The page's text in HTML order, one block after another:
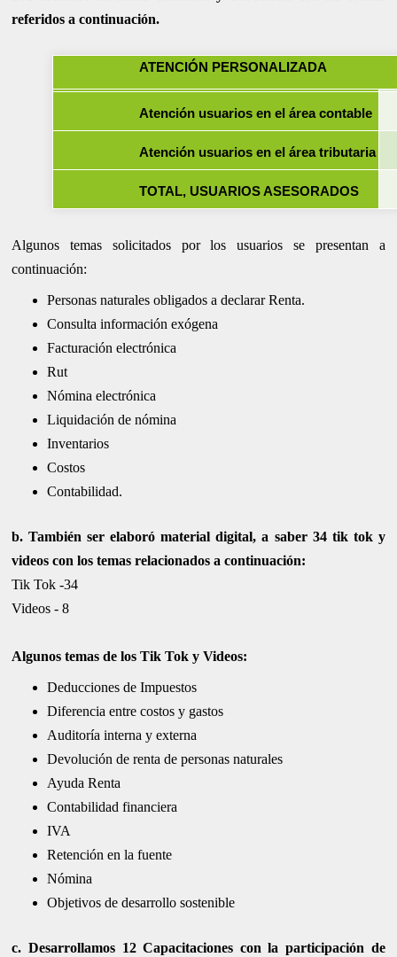
referidos a continuación.
ATENCIÓN PERSONALIZADA
Atención usuarios en el área contable
Atención usuarios en el área tributaria
TOTAL, USUARIOS ASESORADOS
Algunos temas solicitados por los usuarios se presentan a
continuación:
Personas naturales obligados a declarar Renta.
Consulta información exógena
Facturación electrónica
Rut
Nómina electrónica
Liquidación de nómina
Inventarios
Costos
Contabilidad.
b. También ser elaboró material digital, a saber 34 tik tok y
videos con los temas relacionados a continuación:
Tik Tok -34
Videos - 8
Algunos temas de los Tik Tok y Videos:
Deducciones de Impuestos
Diferencia entre costos y gastos
Auditoría interna y externa
Devolución de renta de personas naturales
Ayuda Renta
Contabilidad financiera
IVA
Retención en la fuente
Nómina
Objetivos de desarrollo sostenible
c. Desarrollamos 12 Capacitaciones con la participación de